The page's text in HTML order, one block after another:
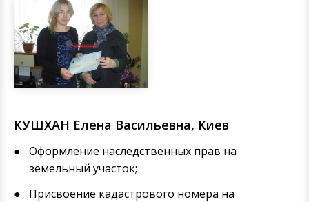
КУШХАН Елена Васильевна, Киев
Оформление наследственных прав на
земельный участок;
Присвоение кадастрового номера на